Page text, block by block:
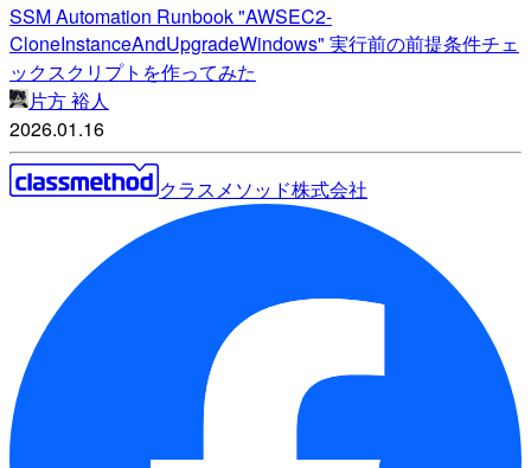
SSM Automation Runbook "AWSEC2-
CloneInstanceAndUpgradeWindows" 実行前の前提条件チェ
ックスクリプトを作ってみた
片方 裕人
2026.01.16
クラスメソッド株式会社